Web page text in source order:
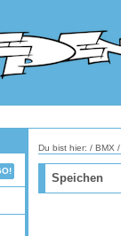
Du bist hier: / BMX /
Speichen